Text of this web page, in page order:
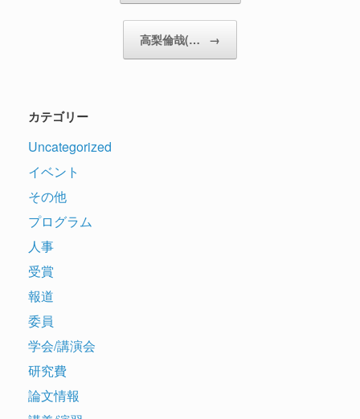
高梨倫哉(… →
カテゴリー
Uncategorized
イベント
その他
プログラム
人事
受賞
報道
委員
学会/講演会
研究費
論文情報